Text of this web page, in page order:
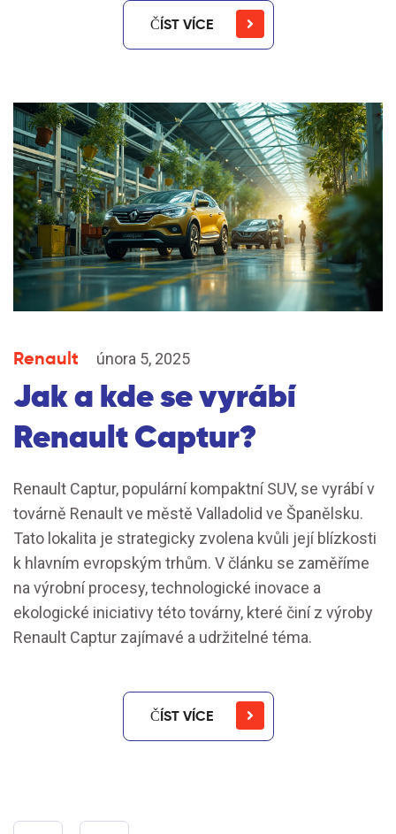
ČÍST VÍCE
Renault února 5, 2025
Jak a kde se vyrábí
Renault Captur?
Renault Captur, populární kompaktní SUV, se vyrábí v
továrně Renault ve městě Valladolid ve Španělsku.
Tato lokalita je strategicky zvolena kvůli její blízkosti
k hlavním evropským trhům. V článku se zaměříme
na výrobní procesy, technologické inovace a
ekologické iniciativy této továrny, které činí z výroby
Renault Captur zajímavé a udržitelné téma.
ČÍST VÍCE